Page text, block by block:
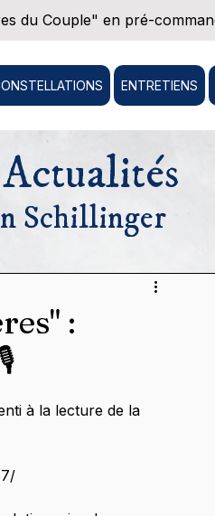
du Couple" en pré-
ENTRETIENS
Schillinger
:
à la lecture de la